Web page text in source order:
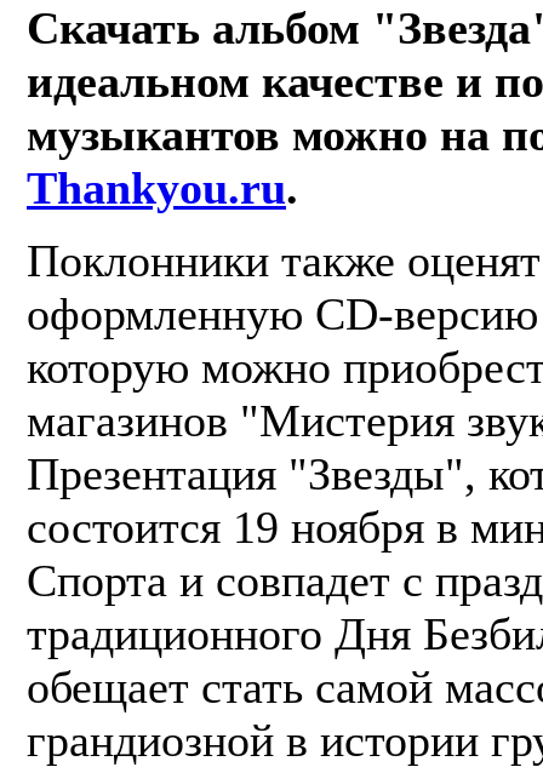
Скачать альбом
идеальном качестве и
музыкантов можно на
Thankyou.ru.
Поклонники также
оформленную CD-версию
которую можно
магазинов "Мистерия
Презентация "Звезды",
состоится 19 ноября в
Спорта и совпадет с
традиционного Дня
обещает стать самой
грандиозной в истории